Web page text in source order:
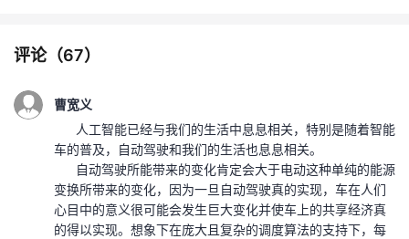
藏
评论（67）
曹宽义
人工智能已经与我们的生活中息息相关，特别是随着智能
车的普及，自动驾驶和我们的生活也息息相关。
自动驾驶所能带来的变化肯定会大于电动这种单纯的能源
变换所带来的变化，因为一旦自动驾驶真的实现，车在人们
心目中的意义很可能会发生巨大变化并使车上的共享经济真
的得以实现。想象下在庞大且复杂的调度算法的支持下，每